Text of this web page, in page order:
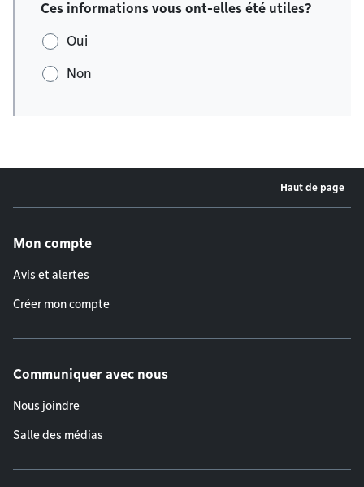
Ces informations vous ont-elles été utiles?
Oui
Non
Haut de page
Mon compte
Avis et alertes
Créer mon compte
Communiquer avec nous
Nous joindre
Salle des médias